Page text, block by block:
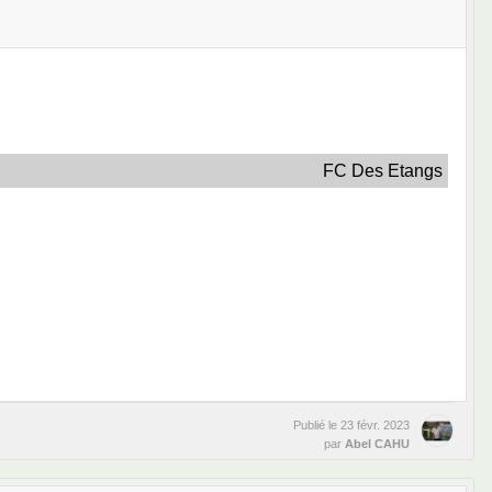
FC Des Etangs
Publié le 23 févr. 2023
par Abel CAHU